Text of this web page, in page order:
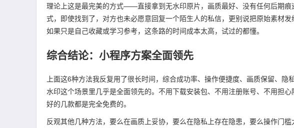
理论上这是最完美的方式——直接拿到无水印原片，画质最好、没有任何后期
式，即使找到了，对方也未必愿意回复一个陌生人的私信，更别说把原始素材
如果只是自己收藏或学习参考，这条路的时间成本太高，试过的都懂。
综合结论：小程序方案全面领先
上面这6种方法我反复用了很长时间，综合成功率、操作便捷度、画质保留、
水印这个场景里几乎是全面领先的。不用下载安装包、不用注册账号、不用担
好的几款都是完全免费的。
反观其他几种方法，要么在画质上妥协，要么在隐私上存在隐患，要么操作门